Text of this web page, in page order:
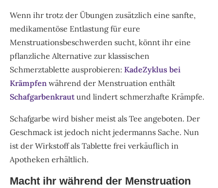
Wenn ihr trotz der Übungen zusätzlich eine sanfte,
medikamentöse Entlastung für eure
Menstruationsbeschwerden sucht, könnt ihr eine
pflanzliche Alternative zur klassischen
Schmerztablette ausprobieren: KadeZyklus bei
Krämpfen während der Menstruation enthält
Schafgarbenkrautund lindert schmerzhafte Krämpfe.
Schafgarbe wird bisher meist als Tee angeboten. Der
Geschmack ist jedoch nicht jedermanns Sache. Nun
ist der Wirkstoff als Tablette frei verkäuflich in
Apotheken erhältlich.
Macht ihr während der Menstruation